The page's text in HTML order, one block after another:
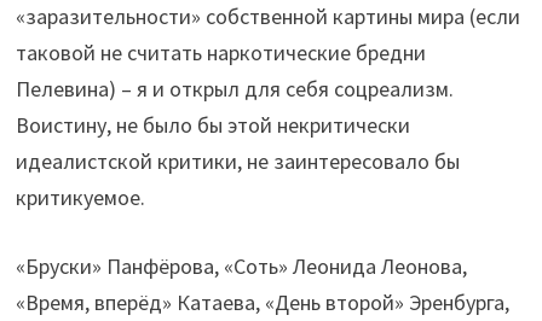
«заразительности» собственной картины мира (если
таковой не считать наркотические бредни
Пелевина) – я и открыл для себя соцреализм.
Воистину, не было бы этой некритически
идеалистской критики, не заинтересовало бы
критикуемое.
«Бруски» Панфёрова, «Соть» Леонида Леонова,
«Время, вперёд» Катаева, «День второй» Эренбурга,